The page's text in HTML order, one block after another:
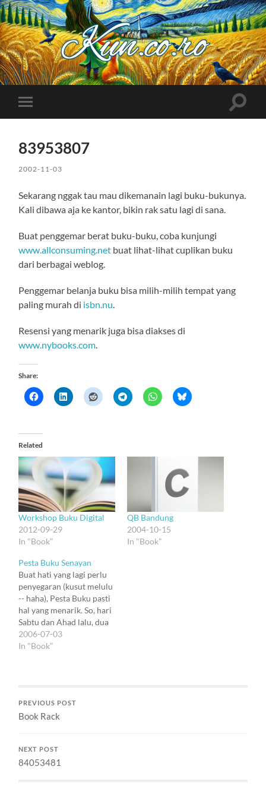
Kuncoro++
Toggle
mobile
Toggle
83953807
2002-11-03
Sekarang nggak tau mau dikemanain lagi buku-bukunya.
Kali dibawa aja ke kantor, bikin rak satu lagi di sana.
Buat penggemar berat buku-buku, coba kunjungi
www.allconsuming.net buat lihat-lihat cuplikan buku
dari berbagai weblog.
Penggemar belanja buku bisa milih-milih tempat yang
paling murah di isbn.nu
Resensi yang menarik juga bisa diakses di
www.nybooks.com
Share:
Related
Workshop Buku Digital
2012-09-29
In "Book"
QB Bandung
2004-10-15
In "Book"
Pesta Buku Senayan
Buat hati yang lagi perlu
penyegaran (kusut melulu
-- haha), Pesta Buku pasti
hal yang menarik. So, hari
Sabtu dan Ahad lalu, dua
sesi kunjungan dilakukan
ke Senayan. Dua sesi!
menjelajah, kan? :)
Hasilnya? Kunjungan dan
2006-07-03
In "Book"
PREVIOUS POST
Book Rack
NEXT POST
84053481